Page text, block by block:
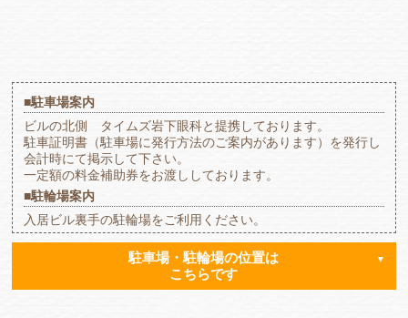
■駐車場案内
ビルの北側 タイムズ岩下眼科と提携しております。
駐車証明書（駐車場に発行方法のご案内があります）を発行し
会計時にて掲示して下さい。
一定額の料金補助券をお渡ししております。
■駐輪場案内
入居ビル裏手の駐輪場をご利用ください。
駐車場・駐輪場の位置は
こちらです